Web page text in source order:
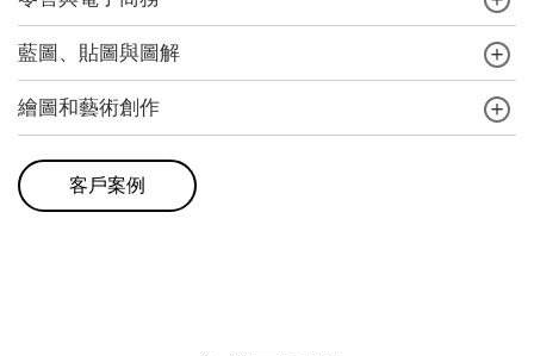
藍圖、貼圖與圖解
繪圖和藝術創作
客戶案例